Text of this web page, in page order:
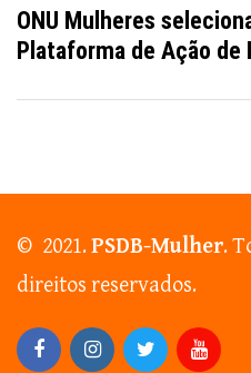
ONU Mulheres
Plataforma de Ação de
© 2021.PSDB-Mulher.
direitos reservados.